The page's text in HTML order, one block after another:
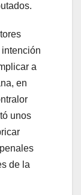
a
en
unos
de la